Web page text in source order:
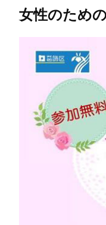
女性のため